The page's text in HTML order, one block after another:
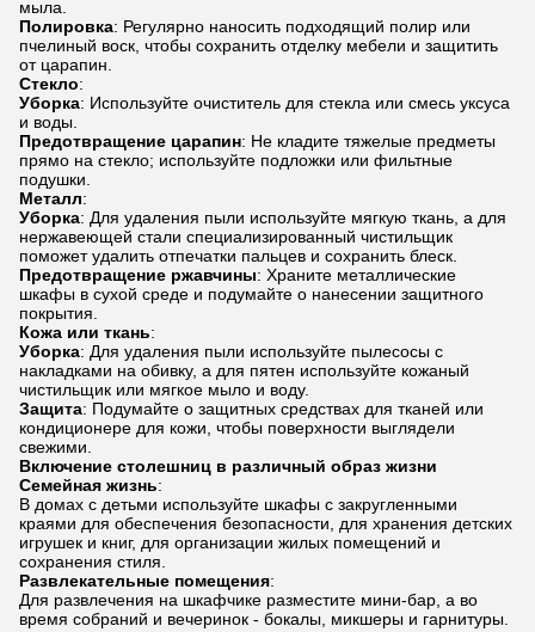
мыла.
Полировка: Регулярно наносить подходящий полир или
пчелиный воск, чтобы сохранить отделку мебели и защитить
от царапин.
Стекло:
Уборка: Используйте очиститель для стекла или смесь уксуса
и воды.
Предотвращение царапин: Не кладите тяжелые предметы
прямо на стекло; используйте подложки или фильтные
подушки.
Металл:
Уборка: Для удаления пыли используйте мягкую ткань, а для
нержавеющей стали специализированный чистильщик
поможет удалить отпечатки пальцев и сохранить блеск.
Предотвращение ржавчины: Храните металлические
шкафы в сухой среде и подумайте о нанесении защитного
покрытия.
Кожа или ткань:
Уборка: Для удаления пыли используйте пылесосы с
накладками на обивку, а для пятен используйте кожаный
чистильщик или мягкое мыло и воду.
Защита: Подумайте о защитных средствах для тканей или
кондиционере для кожи, чтобы поверхности выглядели
свежими.
Включение столешниц в различный образ жизни
Семейная жизнь:
В домах с детьми используйте шкафы с закругленными
краями для обеспечения безопасности, для хранения детских
игрушек и книг, для организации жилых помещений и
сохранения стиля.
Развлекательные помещения:
Для развлечения на шкафчике разместите мини-бар, а во
время собраний и вечеринок - бокалы, микшеры и гарнитуры.